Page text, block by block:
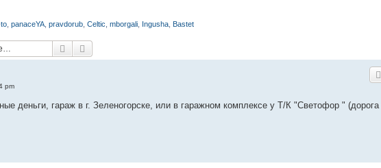
panaceYA pravdorub Celtic mborgali Ingusha Bastet
Поиск
pm
деньги, гараж в г. Зеленогорске, или в гаражном комплексе у Т/К "Светофор " (дорога